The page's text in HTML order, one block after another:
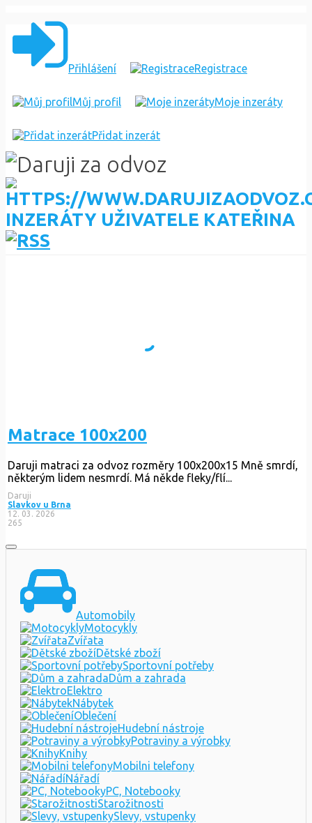
Přihlášení Registrace
Můj profil Moje inzeráty
Přidat inzerát
INZERÁTY UŽIVATELE KATEŘINA
Matrace 100x200
Daruji matraci za odvoz rozměry 100x200x15 Mně smrdí,
některým lidem nesmrdí. Má někde fleky/flí...
Daruji
Slavkov u Brna
12. 03. 2026
265
Automobily
Motocykly
Zvířata
Dětské zboží
Sportovní potřeby
Dům a zahrada
Elektro
Nábytek
Oblečení
Hudební nástroje
Potraviny a výrobky
Knihy
Mobilni telefony
Nářadí
PC, Notebooky
Starožitnosti
Slevy, vstupenky